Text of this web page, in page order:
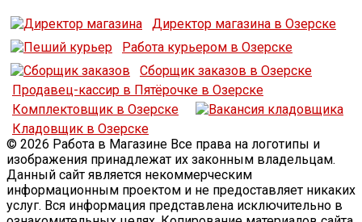
Директор магазина в Озерске
Работа курьером в Озерске
Сборщик заказов в Озерске
Продавец-кассир в Пятёрочке в Озерске
Комплектовщик в Озерске
Кладовщик в Озерске
© 2026 Работа в Магазине Все права на логотипы и
изображения принадлежат их законным владельцам.
Данный сайт является некоммерческим
информационным проектом и не предоставляет никаких
услуг. Вся информация представлена исключительно в